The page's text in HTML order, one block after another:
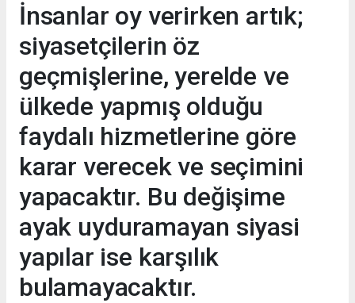
İnsanlar oy verirken artık;
siyasetçilerin öz
geçmişlerine, yerelde ve
ülkede yapmış olduğu
faydalı hizmetlerine göre
karar verecek ve seçimini
yapacaktır. Bu değişime
ayak uyduramayan siyasi
yapılar ise karşılık
bulamayacaktır.